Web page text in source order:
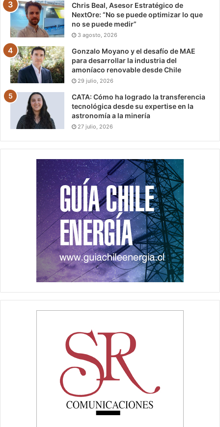
Chris Beal, Asesor Estratégico de
NextOre: “No se puede optimizar lo que
no se puede medir”
3 agosto, 2026
Gonzalo Moyano y el desafío de MAE
para desarrollar la industria del
amoníaco renovable desde Chile
29 julio, 2026
CATA: Cómo ha logrado la transferencia
tecnológica desde su expertise en la
astronomía a la minería
27 julio, 2026